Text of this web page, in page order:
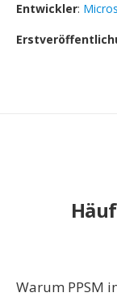
Entwickler:
Warum PPSM